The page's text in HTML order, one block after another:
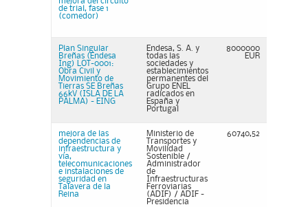
de trial, fase 1
(comedor)
Plan Singular
Breñas (Endesa
Ing) LOT-0001:
Obra Civil y
Movimiento de
Tierras SE Breñas
66kV (ISLA DE LA
PALMA) - EING
Endesa, S. A. y
todas las
sociedades y
establecimientos
permanentes del
Grupo ENEL
radicados en
España y
Portugal
8000000
EUR
mejora de las
dependencias de
infraestructura y
vía,
telecomunicaciones
e instalaciones de
seguridad en
Talavera de la
Reina
Ministerio de
Transportes y
Movilidad
Sostenible /
Administrador
de
Infraestructuras
Ferroviarias
(ADIF) / ADIF -
Presidencia
60740,52